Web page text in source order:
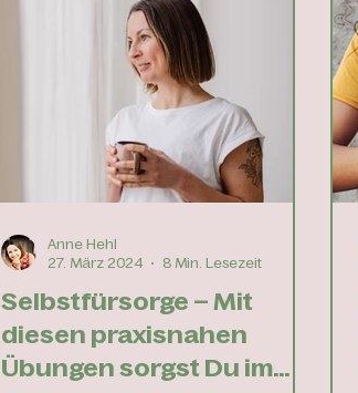
Selbstfürsorge – Mit
diesen praxisnahen
Übungen sorgst Du im
Anne Hehl
27. März 2024
8 Min. Lesezeit